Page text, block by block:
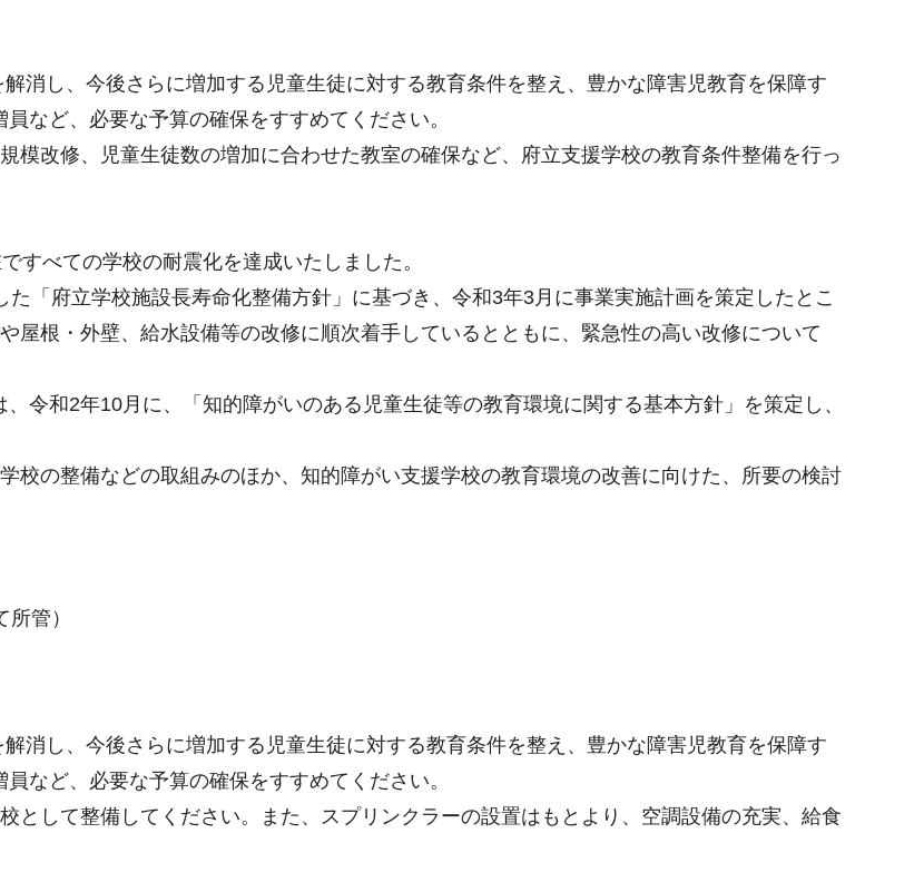
消し、今後さらに増加する児童生徒に対する教育条件を整え、豊かな障害児教育を保障す
など、必要な予算の確保をすすめてください。
模改修、児童生徒数の増加に合わせた教室の確保など、府立支援学校の教育条件整備を行っ
すべての学校の耐震化を達成いたしました。
「府立学校施設長寿命化整備方針」に基づき、令和3年3月に事業実施計画を策定したとこ
屋根・外壁、給水設備等の改修に順次着手しているとともに、緊急性の高い改修について
令和2年10月に、「知的障がいのある児童生徒等の教育環境に関する基本方針」を策定し、
校の整備などの取組みのほか、知的障がい支援学校の教育環境の改善に向けた、所要の検討
管）
消し、今後さらに増加する児童生徒に対する教育条件を整え、豊かな障害児教育を保障す
など、必要な予算の確保をすすめてください。
として整備してください。また、スプリンクラーの設置はもとより、空調設備の充実、給食